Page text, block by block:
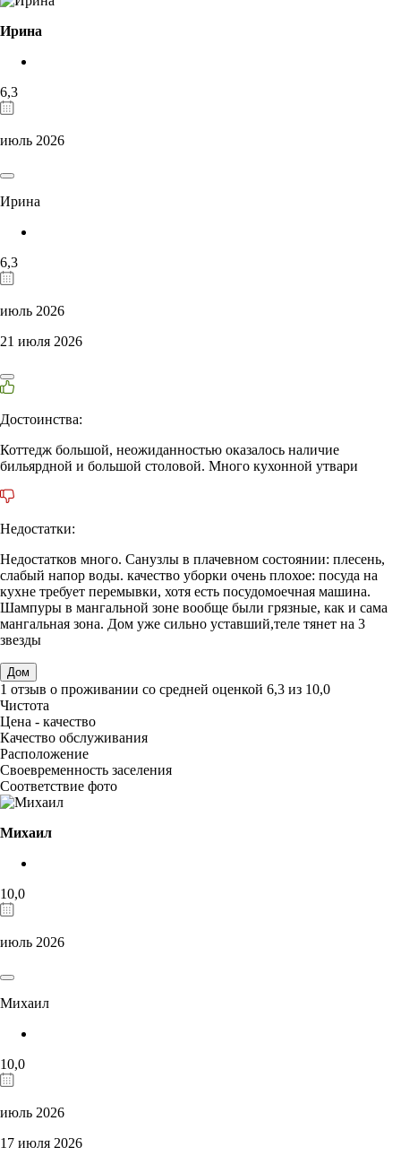
Ирина
6,3
июль 2026
Ирина
6,3
июль 2026
21 июля 2026
Достоинства:
Коттедж большой, неожиданностью оказалось наличие
бильярдной и большой столовой. Много кухонной утвари
Недостатки:
Недостатков много. Санузлы в плачевном состоянии: плесень,
слабый напор воды. качество уборки очень плохое: посуда на
кухне требует перемывки, хотя есть посудомоечная машина.
Шампуры в мангальной зоне вообще были грязные, как и сама
мангальная зона. Дом уже сильно уставший,теле тянет на 3
звезды
Дом
1 отзыв о проживании со средней оценкой 6,3 из 10,0
Чистота
Цена - качество
Качество обслуживания
Расположение
Своевременность заселения
Соответствие фото
Михаил
10,0
июль 2026
Михаил
10,0
июль 2026
17 июля 2026